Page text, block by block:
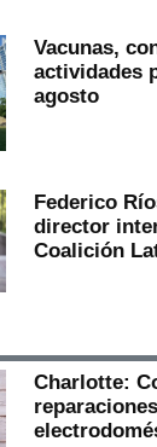
Vacunas,
actividades
agosto
Federico
director
Coalición
Charlotte: